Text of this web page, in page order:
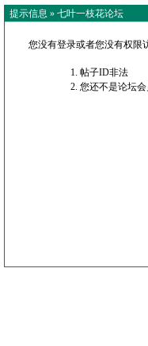
提示信息 » 七叶一枝花论坛
您没有登录或者您没有权限
帖子ID非法
您还不是论坛